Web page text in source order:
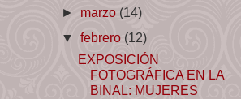
► marzo (14)
▼febrero (12)
EXPOSICIÓN
FOTOGRÁFICA EN LA
BINAL: MUJERES